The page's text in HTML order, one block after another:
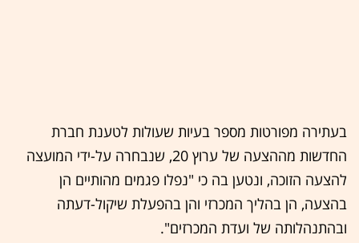
בעתירה מפורטות מספר בעיות שעולות לטענת חברת
החדשות מההצעה של ערוץ 20, שנבחרה על-ידי המועצה
להצעה הזוכה, ונטען בה כי "נפלו פגמים מהותיים הן
בהצעה, הן בהליך המכרזי והן בהפעלת שיקול-דעתה
ובהתנהלותה של ועדת המכרזים".